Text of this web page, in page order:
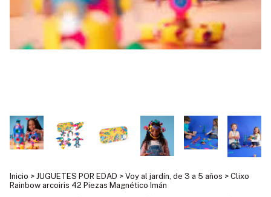
Inicio > JUGUETES POR EDAD > Voy al jardín, de 3 a 5 años > Clixo
Rainbow arcoiris 42 Piezas Magnético Imán